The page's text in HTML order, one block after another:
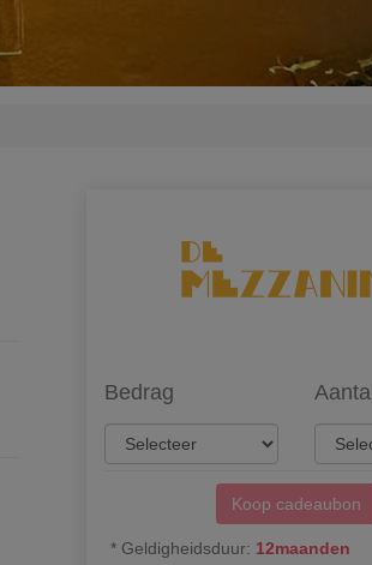
Bedrag Aantal
Koop cadeaubon
* Geldigheidsduur: 12maanden